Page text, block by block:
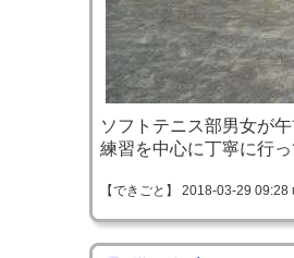
ソフトテニス部男女が
練習を中心に丁寧に行
【できごと】 2018-03-29